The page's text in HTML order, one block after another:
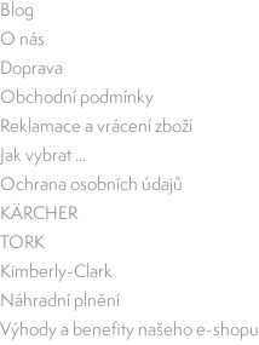
Blog
O nás
Doprava
Obchodní podmínky
Reklamace a vrácení zboží
Jak vybrat ...
Ochrana osobních údajů
KÄRCHER
TORK
Kimberly-Clark
Náhradní plnění
Výhody a benefity našeho e-shopu